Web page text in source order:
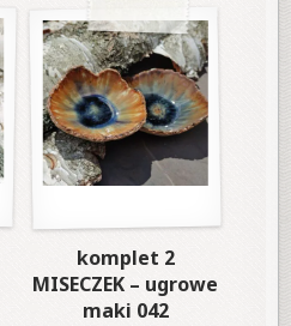
komplet 2
MISECZEK – ugrowe
maki 042